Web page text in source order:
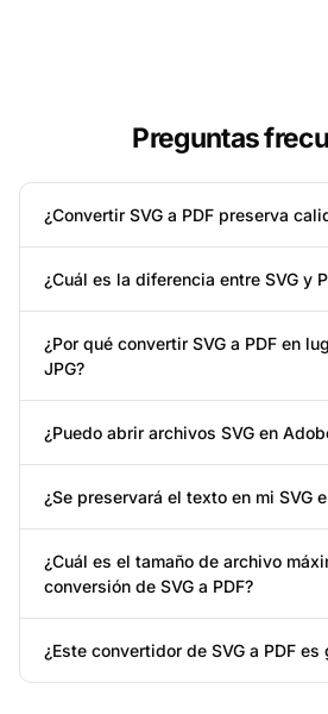
Preguntas
¿Convertir SVG a PDF preserva
¿Cuál es la diferencia entre SVG y
¿Por qué convertir SVG a PDF en
JPG?
¿Puedo abrir archivos SVG en
¿Se preservará el texto en mi SVG
¿Cuál es el tamaño de archivo
conversión de SVG a PDF?
¿Este convertidor de SVG a PDF es